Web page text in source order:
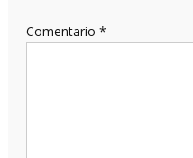
Comentario *